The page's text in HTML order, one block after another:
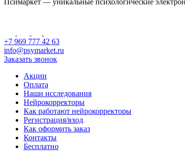
+7 969 777 42 63
info@psymarket.ru
Заказать звонок
Акции
Оплата
Наши исследования
Нейрокорректоры
Как работают нейрокорректоры
Регистрация/вход
Как оформить заказ
Контакты
Бесплатно